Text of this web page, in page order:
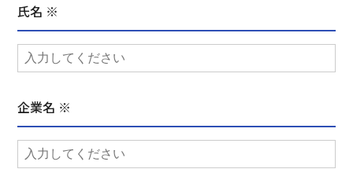
氏名 ※
企業名 ※